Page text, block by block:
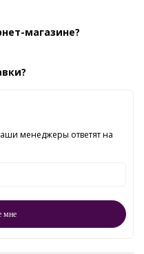
магазине?
менеджеры ответят на